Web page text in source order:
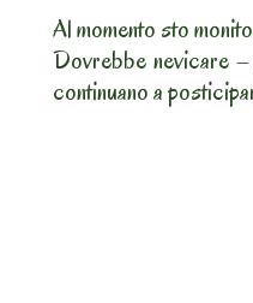
Al momento sto
Dovrebbe nevicare
continuano a